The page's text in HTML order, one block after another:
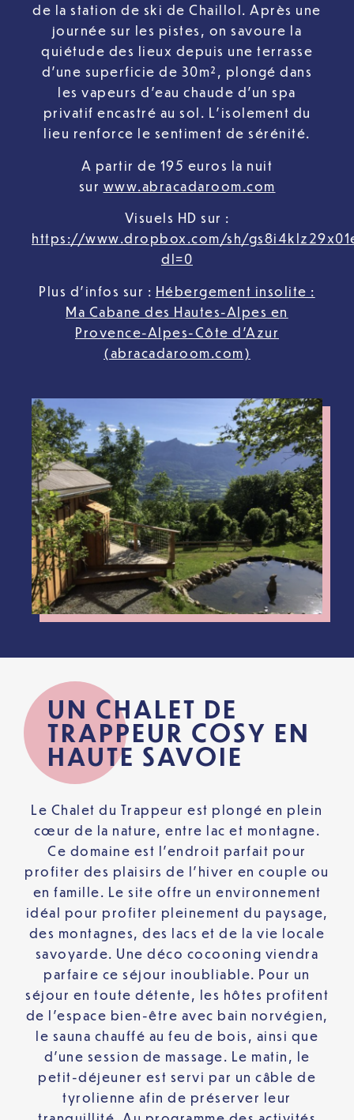
de la station de ski de Chaillol. Après une
journée sur les pistes, on savoure la
quiétude des lieux depuis une terrasse
d’une superficie de 30m², plongé dans
les vapeurs d’eau chaude d’un spa
privatif encastré au sol. L’isolement du
lieu renforce le sentiment de sérénité.
A partir de 195 euros la nuit
sur www.abracadaroom.com
Visuels HD sur :
https://www.dropbox.com/sh/
dl=0
Plus d’infos sur : Hébergement insolite :
Ma Cabane des Hautes-Alpes en
Provence-Alpes-Côte d’Azur
(abracadaroom.com)
UN CHALET DE
TRAPPEUR COSY EN
HAUTE SAVOIE
Le Chalet du Trappeur est plongé en plein
cœur de la nature, entre lac et montagne.
Ce domaine est l’endroit parfait pour
profiter des plaisirs de l’hiver en couple ou
en famille. Le site offre un environnement
idéal pour profiter pleinement du paysage,
des montagnes, des lacs et de la vie locale
savoyarde. Une déco cocooning viendra
parfaire ce séjour inoubliable. Pour un
séjour en toute détente, les hôtes profitent
de l’espace bien-être avec bain norvégien,
le sauna chauffé au feu de bois, ainsi que
d’une session de massage. Le matin, le
petit-déjeuner est servi par un câble de
tyrolienne afin de préserver leur